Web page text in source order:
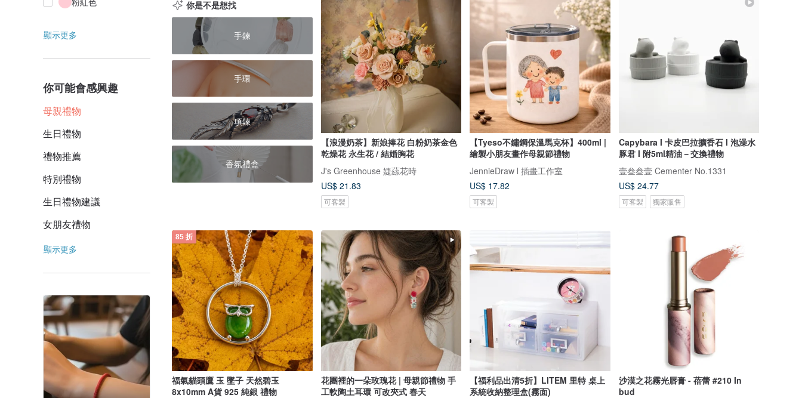
顯示更多
你可能會感興趣
母親禮物
生日禮物
禮物推薦
特別禮物
生日禮物建議
女朋友禮物
顯示更多
你是不是想找
手鍊
手環
項鍊
香氛禮盒
【浪漫奶茶】新娘捧花 白粉奶茶金色
乾燥花 永生花 / 結婚胸花
J's Greenhouse 婕蕬花時
US$ 21.83
可客製
【Tyeso不鏽鋼保溫馬克杯】400ml |
繪製小朋友畫作母親節禮物
JennieDraw l 插畫工作室
US$ 17.82
可客製
Capybara I 卡皮巴拉擴香石 I 泡澡水
豚君 I 附5ml精油－交換禮物
壹叁叁壹 Cementer No.1331
US$ 24.77
可客製 獨家販售
85 折
福氣貓頭鷹 玉 墜子 天然碧玉
8x10mm A貨 925 純銀 禮物
花團裡的一朵玫瑰花 | 母親節禮物 手
工軟陶土耳環 可改夾式 春天
【福利品出清5折】LITEM 里特 桌上
系統收納整理盒(霧面)
沙漠之花霧光唇膏 - 蓓蕾 #210 In
bud